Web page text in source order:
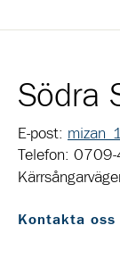
Södra
E-post:
Telefon:
Kontakta oss